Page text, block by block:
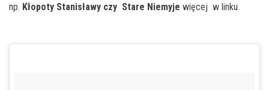
np. Kłopoty Stanisławy czy Stare Niemyje więcej w linku.